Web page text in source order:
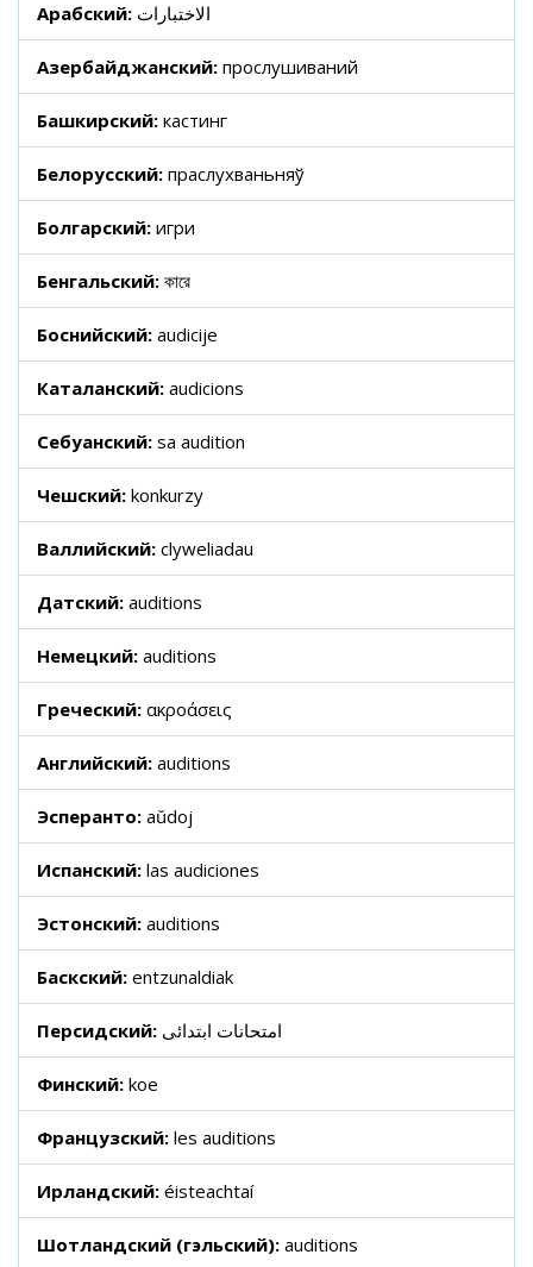
Арабский: الاختبارات
Азербайджанский: прослушиваний
Башкирский: кастинг
Белорусский: праслухваньняў
Болгарский: игри
Бенгальский: কারে
Боснийский: audicije
Каталанский: audicions
Себуанский: sa audition
Чешский: konkurzy
Валлийский: clyweliadau
Датский: auditions
Немецкий: auditions
Греческий: ακροάσεις
Английский: auditions
Эсперанто: aŭdoj
Испанский: las audiciones
Эстонский: auditions
Баскский: entzunaldiak
Персидский: امتحانات ابتدائی
Финский: koe
Французский: les auditions
Ирландский: éisteachtaí
Шотландский (гэльский): auditions